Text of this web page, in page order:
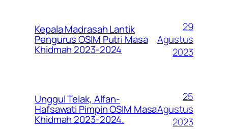
Kepala Madrasah Lantik
Pengurus OSIM Putri Masa
Khidmah 2023-2024
29
Agustus
2023
Unggul Telak, Alfan-
Hafsawati Pimpin OSIM Masa
Khidmah 2023-2024.
25
Agustus
2023